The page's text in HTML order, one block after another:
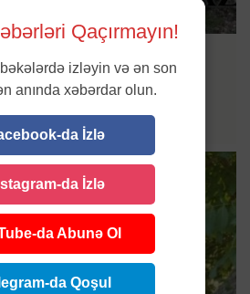
çırpıldı: sürücü öldü,
Qaçırmayın!
izləyin və ən son
anında xəbərdar olun.
da İzlə
da İzlə
da Abunə Ol
da Qoşul